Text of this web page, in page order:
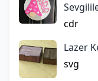
cdr
Lazer
svg